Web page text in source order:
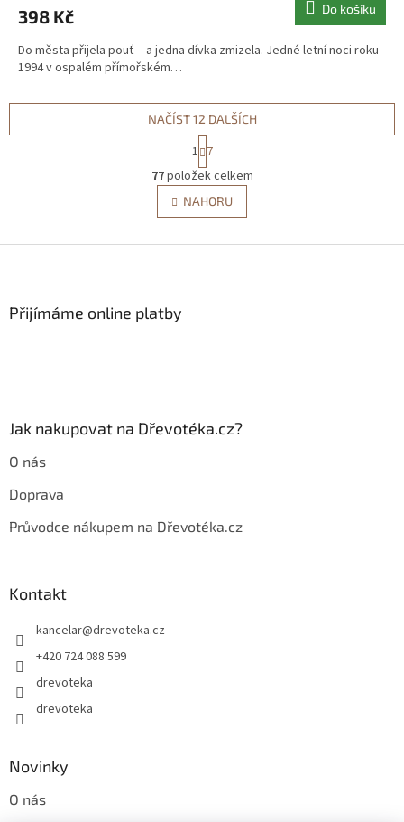
398 Kč Do košíku
Do města přijela pouť – a jedna dívka zmizela. Jedné letní noci roku
1994 v ospalém přímořském…
O
v
l
á
p
NAČÍST 12 DALŠÍCH
t
r
á
n
k
v
1 7
77položek celkem
NAHORU
Přijímáme online platby
Jak nakupovat na Dřevotéka.cz?
O nás
Doprava
Průvodce nákupem na Dřevotéka.cz
Kontakt
kancelar@drevoteka.cz
+420 724 088 599
drevoteka
drevoteka
Novinky
O nás